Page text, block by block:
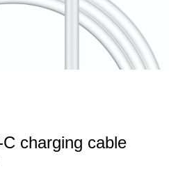
charging cable